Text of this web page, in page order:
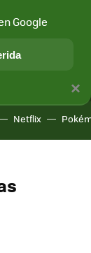
Netflix
×
Google